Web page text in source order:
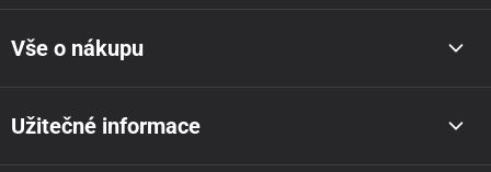
Vše o nákupu
Užitečné informace